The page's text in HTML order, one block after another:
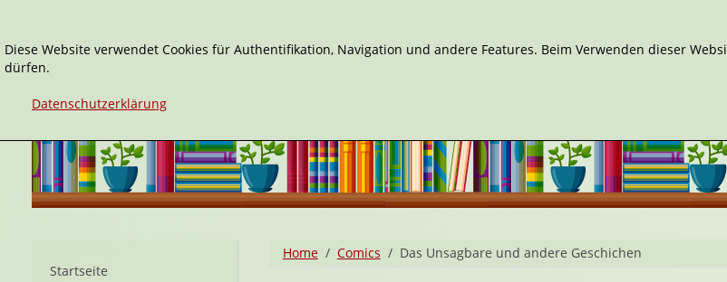
Home Comics Das Unsagbare und andere Geschichen
Startseite
Diese Website verwendet Cookies für Authentifikation, Navigation und andere Features. Beim Verwenden dieser
dürfen.
Datenschutzerklärung